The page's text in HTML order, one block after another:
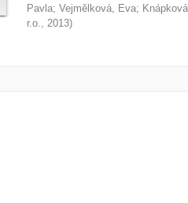
Pavla; Vejmělková, Eva;
r.o., 2013)